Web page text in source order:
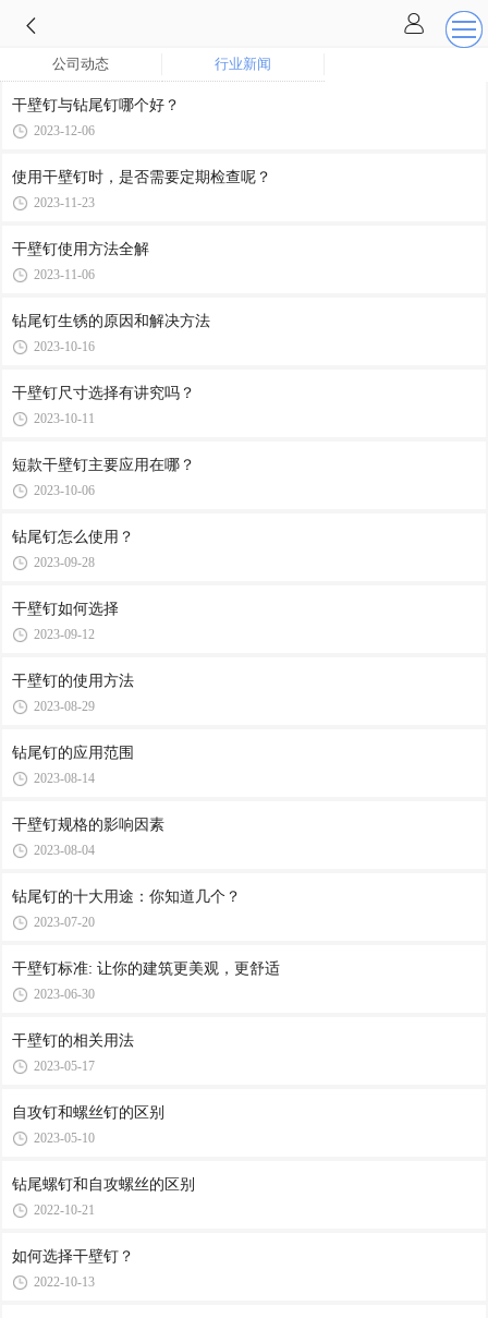
公司动态 行业新闻
干壁钉与钻尾钉哪个好？
2023-12-06
使用干壁钉时，是否需要定期检查呢？
2023-11-23
干壁钉使用方法全解
2023-11-06
钻尾钉生锈的原因和解决方法
2023-10-16
干壁钉尺寸选择有讲究吗？
2023-10-11
短款干壁钉主要应用在哪？
2023-10-06
钻尾钉怎么使用？
2023-09-28
干壁钉如何选择
2023-09-12
干壁钉的使用方法
2023-08-29
钻尾钉的应用范围
2023-08-14
干壁钉规格的影响因素
2023-08-04
钻尾钉的十大用途：你知道几个？
2023-07-20
干壁钉标准: 让你的建筑更美观，更舒适
2023-06-30
干壁钉的相关用法
2023-05-17
自攻钉和螺丝钉的区别
2023-05-10
钻尾螺钉和自攻螺丝的区别
2022-10-21
如何选择干壁钉？
2022-10-13